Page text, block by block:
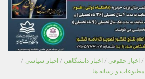
/ اخبار حقوقی / اخبار دانشگاهی / اخبار سیاسی /
مطبوعات و رسانه ها